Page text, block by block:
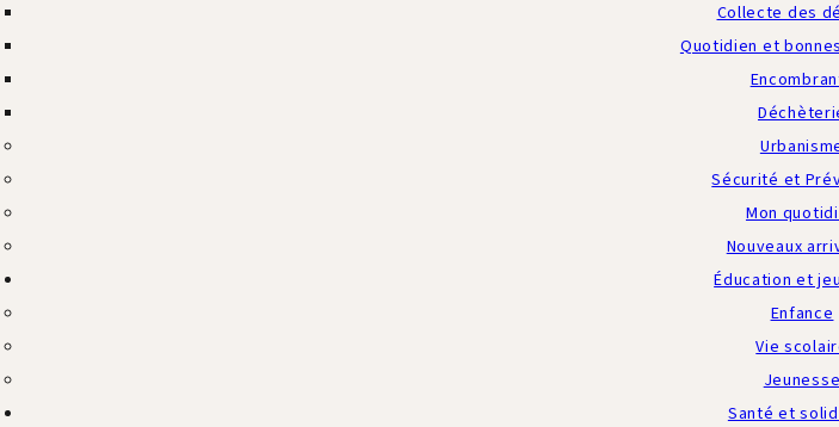
Collecte des
Quotidien et
Sécurité et
Mon
Nouveaux
Éducation et
Enfance
Vie
Santé et